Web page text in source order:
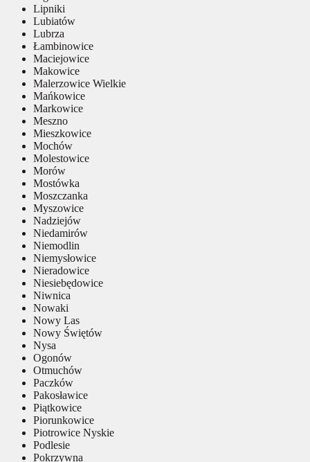
Lipniki
Lubiatów
Lubrza
Łambinowice
Maciejowice
Makowice
Malerzowice Wielkie
Mańkowice
Markowice
Meszno
Mieszkowice
Mochów
Molestowice
Morów
Mostówka
Moszczanka
Myszowice
Nadziejów
Niedamirów
Niemodlin
Niemysłowice
Nieradowice
Niesiebędowice
Niwnica
Nowaki
Nowy Las
Nowy Świętów
Nysa
Ogonów
Otmuchów
Paczków
Pakosławice
Piątkowice
Piorunkowice
Piotrowice Nyskie
Podlesie
Pokrzywna